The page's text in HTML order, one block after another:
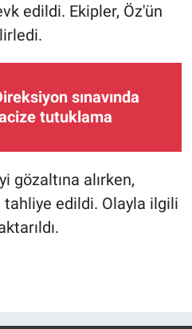
edildi. Ekipler, Öz'ün
sınavında
tutuklama
gözaltına alırken,
edildi. Olayla ilgili